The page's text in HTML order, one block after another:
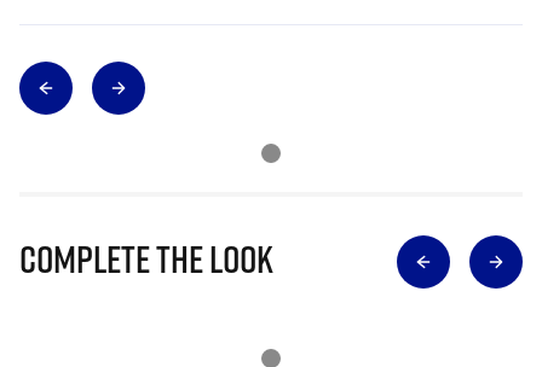
Complete The Look